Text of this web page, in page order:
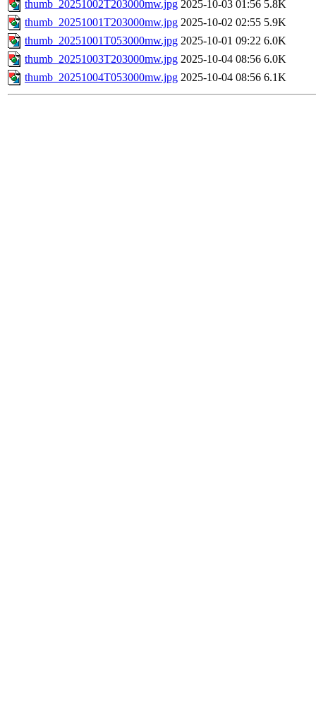
thumb_20251002T203000mw.jpg 2025-10-03 01:56 5.8K
thumb_20251001T203000mw.jpg 2025-10-02 02:55 5.9K
thumb_20251001T053000mw.jpg 2025-10-01 09:22 6.0K
thumb_20251003T203000mw.jpg 2025-10-04 08:56 6.0K
thumb_20251004T053000mw.jpg 2025-10-04 08:56 6.1K